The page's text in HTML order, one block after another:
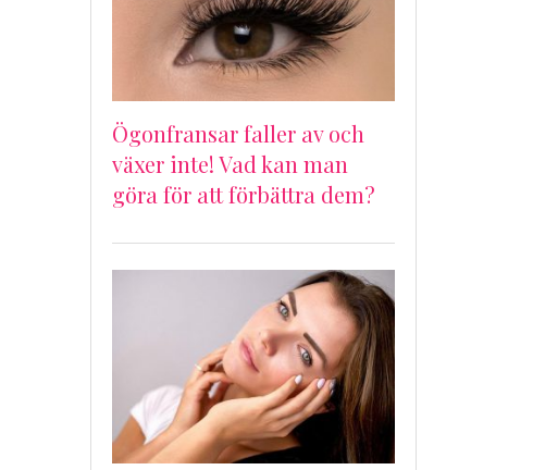
Ögonfransar faller av och
växer inte! Vad kan man
göra för att förbättra dem?